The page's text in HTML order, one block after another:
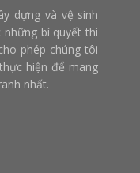
dựng và vệ sinh
bí quyết thi
phép chúng tôi
hiện để mang
nhất.